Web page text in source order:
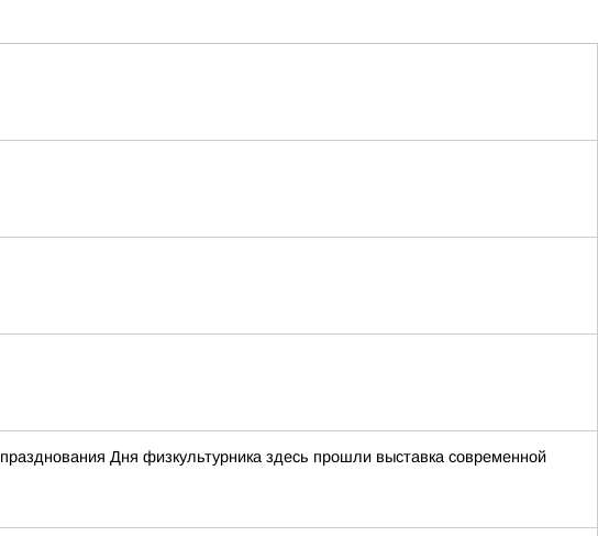
Дня физкультурника здесь прошли выставка современной